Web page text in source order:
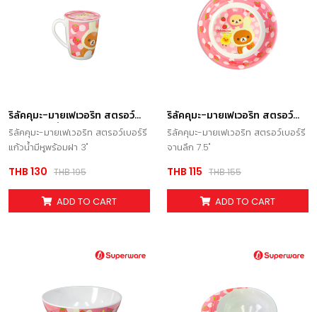
ริลัคคุมะ-มายเฟเวอริท สตรอว์
เบอร์รี แก้วน้ำมีหูพร้อมฝา 3"
ริลัคคุมะ-มายเฟเวอริท สตรอว์เบอร์รี
แก้วน้ำมีหูพร้อมฝา 3"
THB 130 THB 195
ADD TO CART
ริลัคคุมะ-มายเฟเวอริท สตรอว์
เบอร์รี จานลึก 7.5
ริลัคคุมะ-มายเฟเวอริท สตรอว์เบอร์รี
จานลึก 7.5"
THB 115 THB 155
ADD TO CART